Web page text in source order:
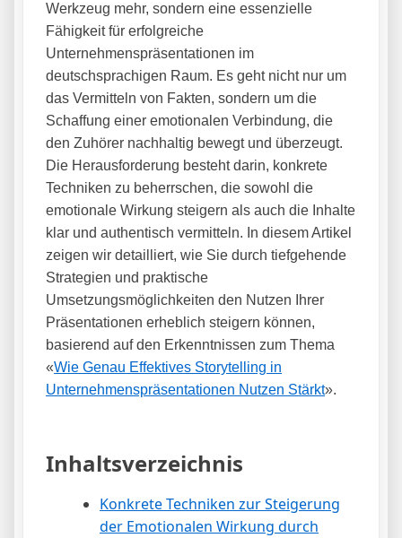
Werkzeug mehr, sondern eine essenzielle
Fähigkeit für erfolgreiche
Unternehmenspräsentationen im
deutschsprachigen Raum. Es geht nicht nur um
das Vermitteln von Fakten, sondern um die
Schaffung einer emotionalen Verbindung, die
den Zuhörer nachhaltig bewegt und überzeugt.
Die Herausforderung besteht darin, konkrete
Techniken zu beherrschen, die sowohl die
emotionale Wirkung steigern als auch die Inhalte
klar und authentisch vermitteln. In diesem Artikel
zeigen wir detailliert, wie Sie durch tiefgehende
Strategien und praktische
Umsetzungsmöglichkeiten den Nutzen Ihrer
Präsentationen erheblich steigern können,
basierend auf den Erkenntnissen zum Thema
«Wie Genau Effektives Storytelling in
Unternehmenspräsentationen Nutzen Stärkt».
Inhaltsverzeichnis
Konkrete Techniken zur Steigerung
der Emotionalen Wirkung durch